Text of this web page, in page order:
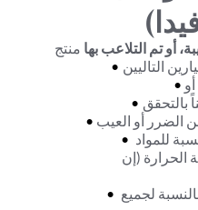
أو تم التلاعب بها
أو